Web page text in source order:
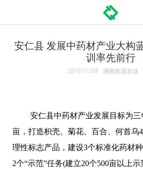
安仁县 发展中药材产业大构
训率先前行
2016/11/08 湖南奎源农业
安仁县中药材产业发展目标为
亩，打造枳壳、菊花、百合、何首乌
理性标志产品，建设3个标准化药材
2个“示范”任务(建立20个500亩以上